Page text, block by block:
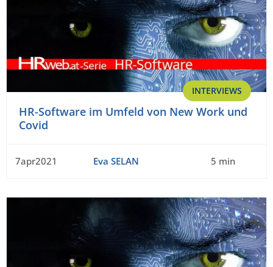
INTERVIEWS
HR-Software im Umfeld von New Work und
Covid
7apr2021 Eva SELAN 5 min